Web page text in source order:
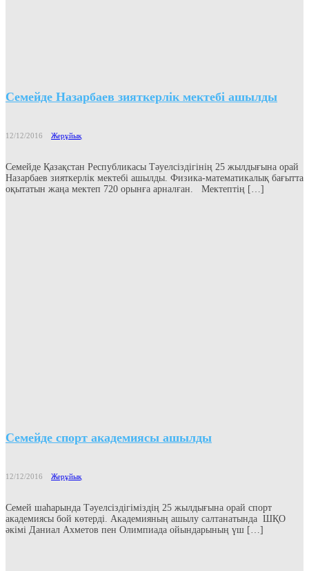
Семейде Назарбаев зияткерлік мектебі ашылды
12/12/2016 Жерұйық
Семейде Қазақстан Республикасы Тәуелсіздігінің 25 жылдығына орай
Назарбаев зияткерлік мектебі ашылды. Физика-математикалық бағытта
оқытатын жаңа мектеп 720 орынға арналған. Мектептің […]
Семейде спорт академиясы ашылды
12/12/2016 Жерұйық
Семей шаһарында Тәуелсіздігіміздің 25 жылдығына орай спорт
академиясы бой көтерді. Академияның ашылу салтанатында ШҚО
әкімі Даниал Ахметов пен Олимпиада ойындарының үш […]